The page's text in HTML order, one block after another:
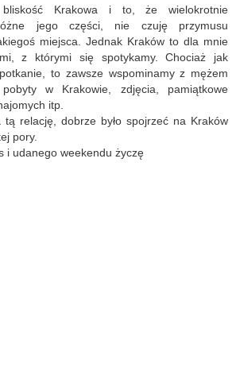
Krakowa i to, że wielokrotnie
jego części, nie czuję przymusu
miejsca. Jednak Kraków to dla mnie
z którymi się spotykamy. Chociaż jak
to zawsze wspominamy z mężem
w Krakowie, zdjęcia, pamiątkowe
itp.
tą relację, dobrze było spojrzeć na Kraków
pory.
i udanego weekendu życzę